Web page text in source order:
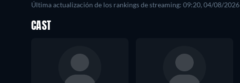
Última actualización de los rankings de streaming: 09:20, 04/08/2026
CAST